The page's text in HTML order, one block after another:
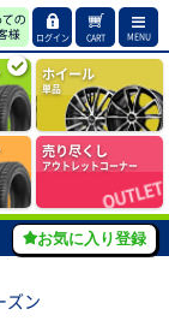
ログイン CART MENU
ホイール
単品
売り尽くし
アウトレットコーナー
お気に入り登録
ズン